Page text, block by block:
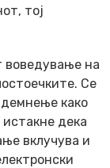
тој
воведување на
Се
како
дека
вклучува и